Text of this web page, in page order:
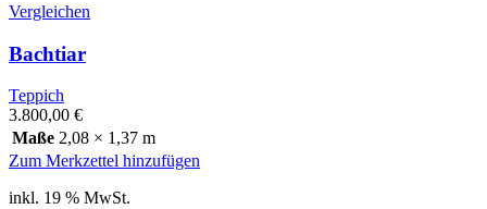
Vergleichen
Bachtiar
Teppich
3.800,00 €
Maße 2,08 × 1,37 m
Zum Merkzettel hinzufügen
inkl. 19 % MwSt.